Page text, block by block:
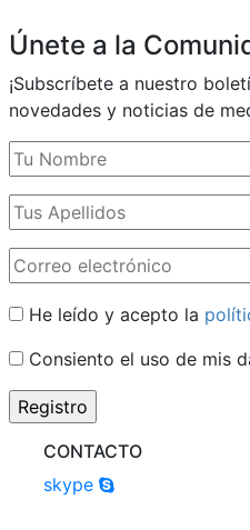
Únete a la
¡Subscríbete a nuestro
novedades y noticias de
He leído y acepto la
Consiento el uso de mis
CONTACTO
skype